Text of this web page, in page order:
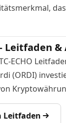
Leitfaden &
ECHO
(ORDI)
Leitfaden